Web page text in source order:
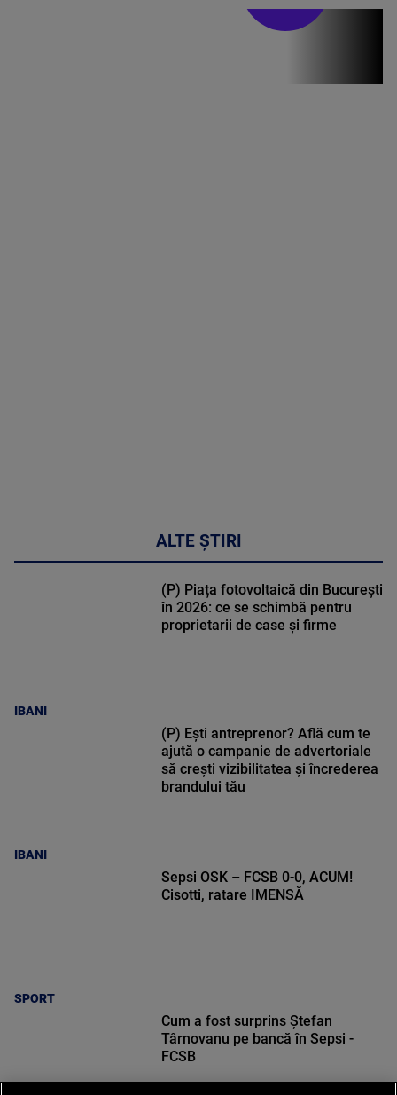
ALTE ȘTIRI
IBANI
(P) Piața fotovoltaică din București
în 2026: ce se schimbă pentru
proprietarii de case și firme
IBANI
(P) Ești antreprenor? Află cum te
ajută o campanie de advertoriale
să crești vizibilitatea și încrederea
brandului tău
SPORT
Sepsi OSK – FCSB 0-0, ACUM!
Cisotti, ratare IMENSĂ
Cum a fost surprins Ștefan
Târnovanu pe bancă în Sepsi -
FCSB